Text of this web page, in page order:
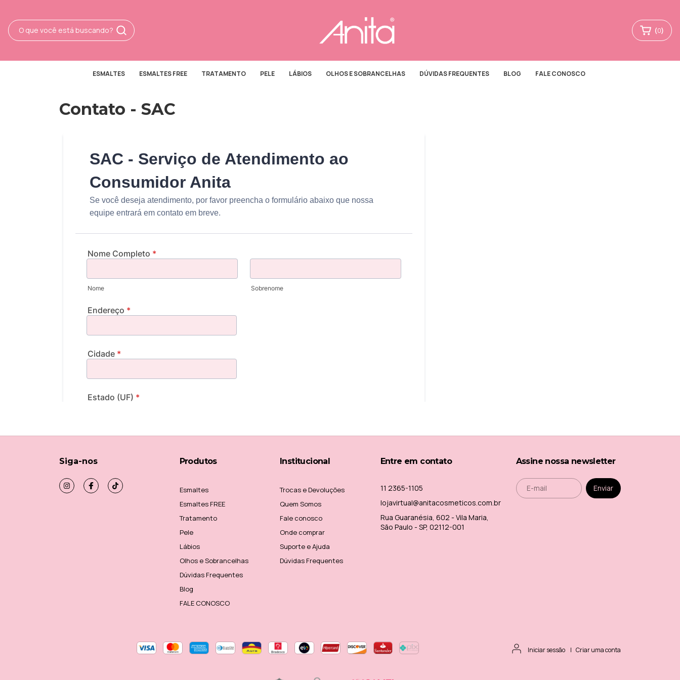
(0)
ESMALTES ESMALTES FREE TRATAMENTO PELE LÁBIOS OLHOS E SOBRANCELHAS DÚVIDAS FREQUENTES BLOG FALE CONOSCO
Contato - SAC
Siga-nos Produtos
Esmaltes
Esmaltes FREE
Tratamento
Pele
Lábios
Olhos e Sobrancelhas
Dúvidas Frequentes
Blog
FALE CONOSCO
Institucional
Trocas e Devoluções
Quem Somos
Fale conosco
Onde comprar
Suporte e Ajuda
Dúvidas Frequentes
Entre em contato
11 2365-1105
lojavirtual@anitacosmeticos.com.br
Rua Guaranésia, 602 - Vila Maria,
São Paulo - SP, 02112-001
Assine nossa newsletter
Iniciar sessão | Criar uma conta